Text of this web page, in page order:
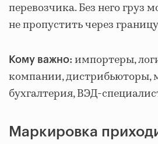
перевозчика. Без него груз
не пропустить через
Кому важно: импортеры,
компании, дистрибьюторы,
бухгалтерия, ВЭД-
Маркировка